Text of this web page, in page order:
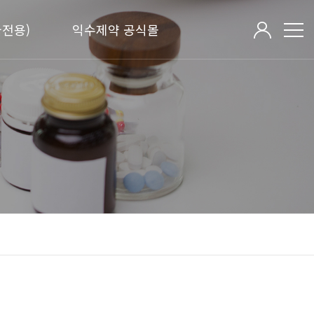
용) 익수제약 공식몰